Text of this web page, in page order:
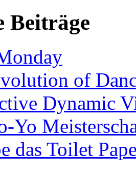
Beiträge
of
Dynamic
Yo
das Toilet